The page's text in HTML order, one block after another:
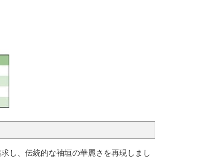
し、伝統的な袖垣の華麗さを再現しまし